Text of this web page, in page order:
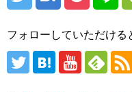
フォローしていただける